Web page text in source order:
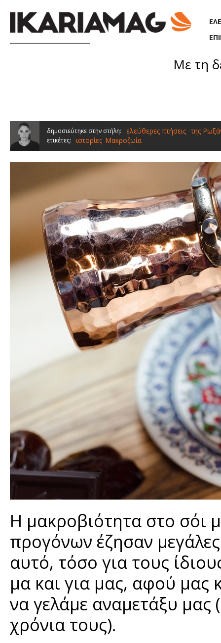
Με τη
δημοσιεύτηκε στην στήλη: ελεύθερες πτήσεις της
ετικέτες: ιστορίες, Μακροζωία
Η μακροβιότητα στο σόι
προγόνων έζησαν
αυτό, τόσο για τους
μα και για μας, αφού μας
να γελάμε αναμετάξυ
χρόνια τους).